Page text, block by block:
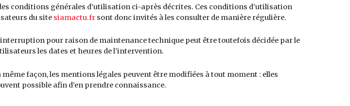
conditions générales d’utilisation ci-après décrites. Ces conditions d’utilisation
du site siamactu.fr sont donc invités à les consulter de manière régulière.
pour raison de maintenance technique peut être toutefois décidée par le
les dates et heures de l’intervention.
façon, les mentions légales peuvent être modifiées à tout moment : elles
possible afin d’en prendre connaissance.